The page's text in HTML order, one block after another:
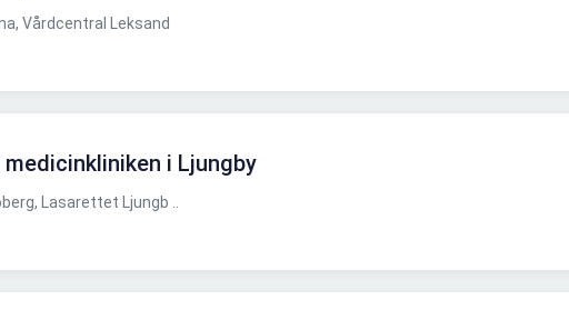
Vårdcentral Leksand
i Ljungby
Lasarettet Ljungb ..